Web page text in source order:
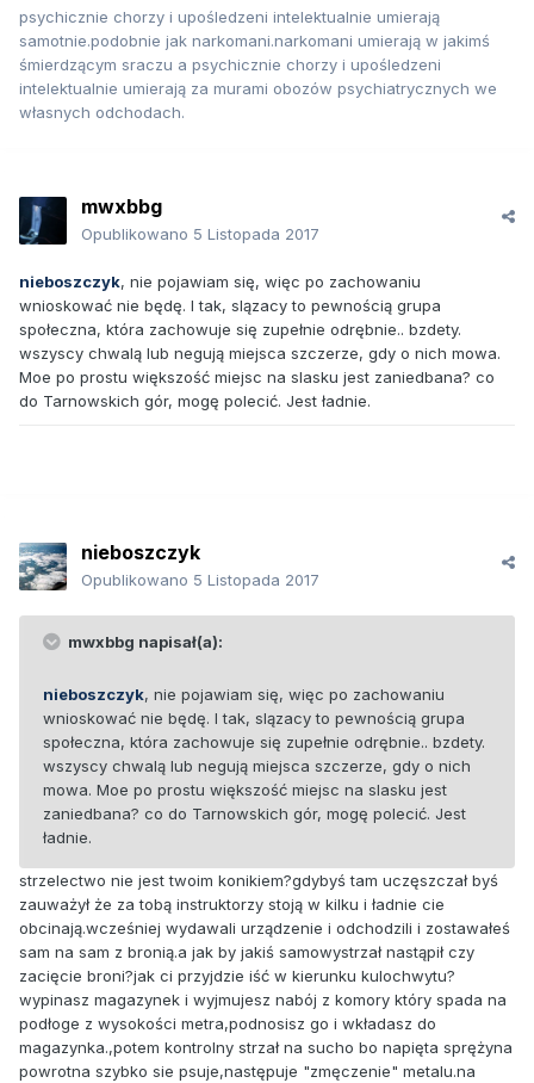
psychicznie chorzy i upośledzeni intelektualnie umierają
samotnie.podobnie jak narkomani.narkomani umierają w jakimś
śmierdzącym sraczu a psychicznie chorzy i upośledzeni
intelektualnie umierają za murami obozów psychiatrycznych we
własnych odchodach.
mwxbbg
Opublikowano 5 Listopada 2017
nieboszczyk, nie pojawiam się, więc po zachowaniu
wnioskować nie będę. I tak, slązacy to pewnością grupa
społeczna, która zachowuje się zupełnie odrębnie.. bzdety.
wszyscy chwalą lub negują miejsca szczerze, gdy o nich mowa.
Moe po prostu większość miejsc na slasku jest zaniedbana? co
do Tarnowskich gór, mogę polecić. Jest ładnie.
nieboszczyk
Opublikowano 5 Listopada 2017
mwxbbg napisał(a):
nieboszczyk, nie pojawiam się, więc po zachowaniu
wnioskować nie będę. I tak, slązacy to pewnością grupa
społeczna, która zachowuje się zupełnie odrębnie.. bzdety.
wszyscy chwalą lub negują miejsca szczerze, gdy o nich
mowa. Moe po prostu większość miejsc na slasku jest
zaniedbana? co do Tarnowskich gór, mogę polecić. Jest
ładnie.
strzelectwo nie jest twoim konikiem?gdybyś tam uczęszczał byś
zauważył że za tobą instruktorzy stoją w kilku i ładnie cie
obcinają.wcześniej wydawali urządzenie i odchodzili i zostawałeś
sam na sam z bronią.a jak by jakiś samowystrzał nastąpił czy
zacięcie broni?jak ci przyjdzie iść w kierunku kulochwytu?
wypinasz magazynek i wyjmujesz nabój z komory który spada na
podłoge z wysokości metra,podnosisz go i wkładasz do
magazynka.,potem kontrolny strzał na sucho bo napięta sprężyna
powrotna szybko sie psuje,następuje "zmęczenie" metalu.na